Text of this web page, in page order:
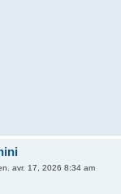
avr. 17, 2026 8:34 am